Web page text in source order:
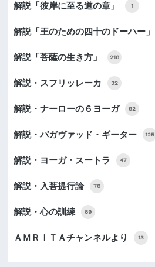
解説「彼岸に至る道の章」 1
解説「王のための四十のドーハー」
解説「菩薩の生き方」 218
解説・スフリッレーカ 32
解説・ナーローの６ヨーガ 92
解説・バガヴァッド・ギーター 125
解説・ヨーガ・スートラ 47
解説・入菩提行論 78
解説・心の訓練 89
ＡＭＲＩＴＡチャンネルより 13